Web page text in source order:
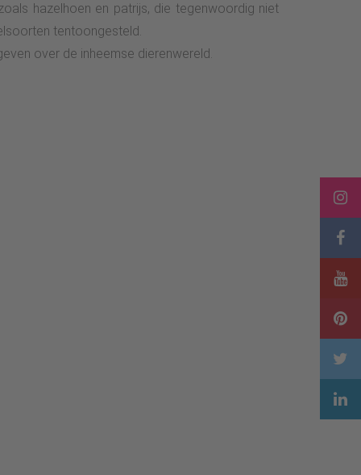
hazelhoen en patrijs, die tegenwoordig niet
tentoongesteld.
over de inheemse dierenwereld.